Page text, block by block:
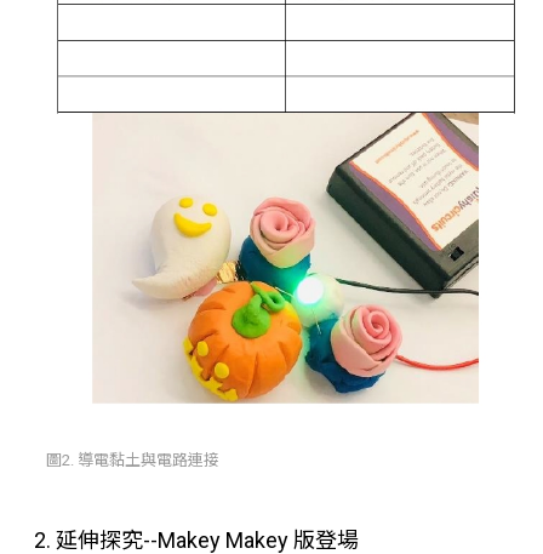
圖2. 導電黏土與電路連接
2. 延伸探究--Makey Makey 版登場